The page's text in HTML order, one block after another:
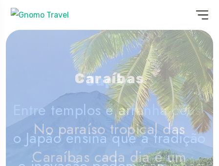
Caraíbas
No paraíso tropical das
Caraíbas cada dia é um
Estados Unidos da
América
Viaje pelos Estados Unidos e
descubra o que significa
Japão
Entre templos e arranha-céus,
o Japão ensina que a tradição